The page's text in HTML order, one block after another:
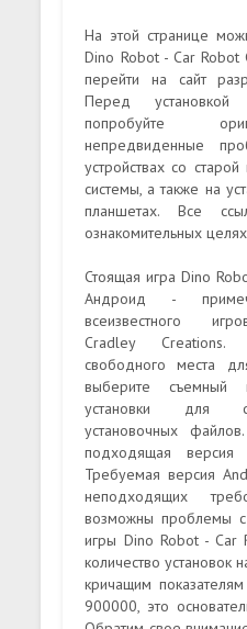
На этой странице
Dino Robot - Car
перейти на сайт
Перед установкой
попробуйте
непредвиденные
устройствах со
системы, а также на
планшетах. Все
ознакомительных
Стоящая игра Dino
Андроид -
всеизвестного
Cradley Creations.
свободного места
выберите съемный
установки для
установочных
подходящая
Требуемая версия
неподходящих
возможны проблемы
игры Dino Robot - Car
количество установок
кричащим
900000, это